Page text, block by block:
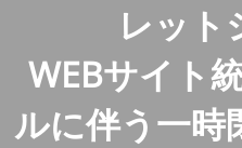
レット
WEBサイト
ルに伴う一時